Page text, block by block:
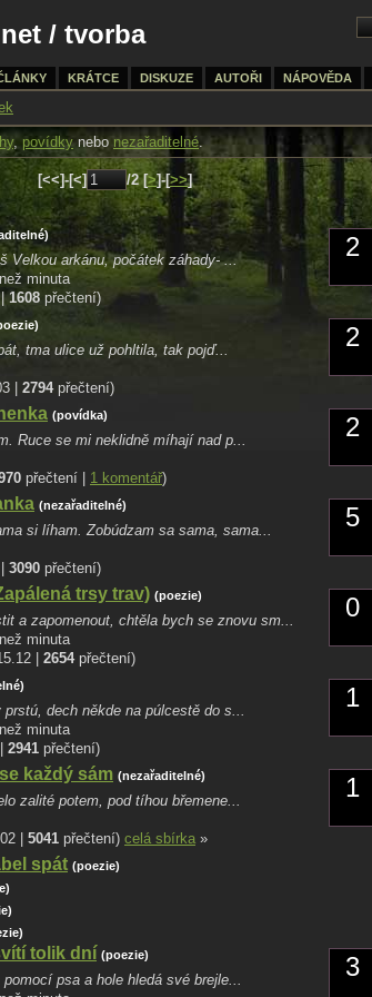
/ tvorba
KRÁTCE DISKUZE AUTOŘI NÁPOVĚDA
, povídkynebo nezařaditelné.
[<<]-[<] /2 [>]-[>>]
2
Velkou arkánu, počátek záhady- ...
minuta
|1608 přečtení)
2
tma ulice už pohltila, tak pojď...
| 2794přečtení)
2
(povídka)
Ruce se mi neklidně míhají nad p...
přečtení | 1 komentář)
5
(nezařaditelné)
si líham. Zobúdzam sa sama, sama...
3090 přečtení)
0
trsy trav) (poezie)
a zapomenout, chtěla bych se znovu sm...
minuta
| 2654přečtení)
1
dech někde na púlcestě do s...
minuta
2941 přečtení)
1
každý sám (nezařaditelné)
zalité potem, pod tíhou břemene...
| 5041 přečtení) celá sbírka »
spát (poezie)
3
tolik dní (poezie)
psa a hole hledá své brejle...